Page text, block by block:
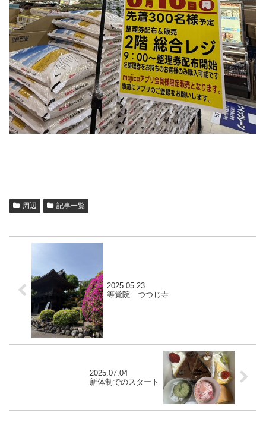
周辺 記事一覧
2025.05.23
等覚院 つつじ寺
2025.07.04
新体制でのスタート